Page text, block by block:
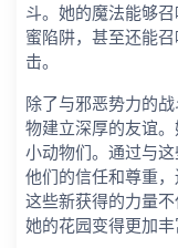
斗。她的魔法能够
蜜陷阱，甚至还能
击。
除了与邪恶势力的
物建立深厚的友谊
小动物们。通过与
他们的信任和尊重，
这些新获得的力量
她的花园变得更加丰